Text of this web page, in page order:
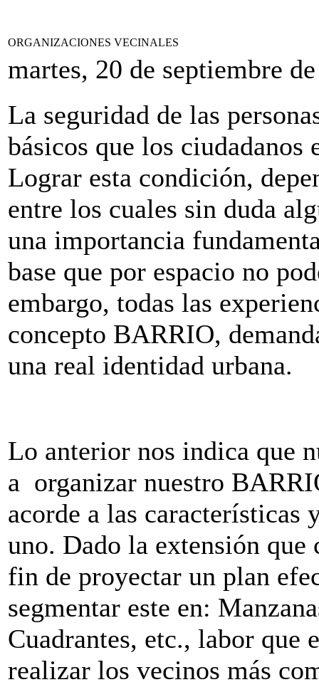
ORGANIZACIONES VECINALES
martes, 20 de septiembre
La seguridad de las
básicos que los
Lograr esta condición,
entre los cuales sin duda
una importancia
base que por espacio no
embargo, todas las
concepto BARRIO,
una real identidad urbana.
Lo anterior nos indica que
a organizar nuestro
acorde a las características
uno. Dado la extensión que
fin de proyectar un plan
segmentar este en:
Cuadrantes, etc., labor que
realizar los vecinos más